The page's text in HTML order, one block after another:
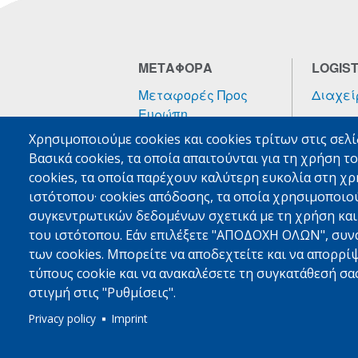
Χρησιμοποιούμε cookies και cookies τρίτων στις
Βασικά cookies, τα οποία απαιτούνται για τη χρήση
cookies, τα οποία παρέχουν καλύτερη ευκολία στη
ιστότοπου· cookies απόδοσης, τα οποία
συγκεντρωτικών δεδομένων σχετικά με τη χρήση και
του ιστότοπου. Εάν επιλέξετε "ΑΠΟΔΟΧΗ ΟΛΩΝ",
των cookies. Μπορείτε να αποδεχτείτε και να
τύπους cookie και να ανακαλέσετε τη συγκατάθεσή
στιγμή στις "Ρυθμίσεις".
Privacy policy Imprint
ΜΕΤΑΦΟΡΑ
Μεταφορές Προς
Ευρώπη
Μεταφορές Από
Ευρώπη
Ένδο-Ευρωπαϊκές
Μεταφορές
Περισσότερα
24/7/
© 2021// MED FRIGO